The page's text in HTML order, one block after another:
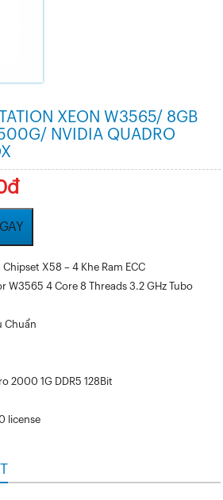
XEON W3565/ 8GB
NVIDIA QUADRO
X58 – 4 Khe Ram ECC
W3565 4 Core 8 Threads 3.2 GHz Tubo
Chuẩn
2000 1G DDR5 128Bit
license